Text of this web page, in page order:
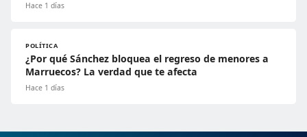
Hace 1 días
POLÍTICA
¿Por qué Sánchez bloquea el regreso de menores a
Marruecos? La verdad que te afecta
Hace 1 días